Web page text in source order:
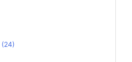
(24)